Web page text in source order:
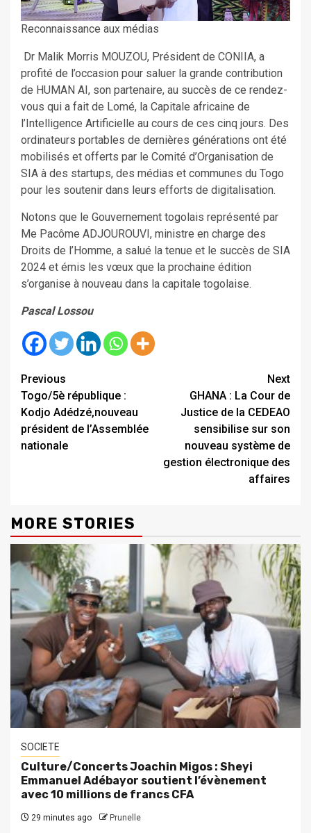
Reconnaissance aux médias
Dr Malik Morris MOUZOU, Président de CONIIA, a
profité de l’occasion pour saluer la grande contribution
de HUMAN AI, son partenaire, au succès de ce rendez-
vous qui a fait de Lomé, la Capitale africaine de
l’Intelligence Artificielle au cours de ces cinq jours. Des
ordinateurs portables de dernières générations ont été
mobilisés et offerts par le Comité d’Organisation de
SIA à des startups, des médias et communes du Togo
pour les soutenir dans leurs efforts de digitalisation.
Notons que le Gouvernement togolais représenté par
Me Pacôme ADJOUROUVI, ministre en charge des
Droits de l’Homme, a salué la tenue et le succès de SIA
2024 et émis les vœux que la prochaine édition
s’organise à nouveau dans la capitale togolaise.
Pascal Lossou
Continue
Reading
Previous
Togo/5è république :
Kodjo Adédzé,nouveau
président de l’Assemblée
nationale
Next
GHANA : La Cour de
Justice de la CEDEAO
sensibilise sur son
nouveau système de
gestion électronique des
affaires
MORE STORIES
SOCIETE
Culture/Concerts Joachin Migos : Sheyi
Emmanuel Adébayor soutient l’évènement
avec 10 millions de francs CFA
29 minutes ago Prunelle